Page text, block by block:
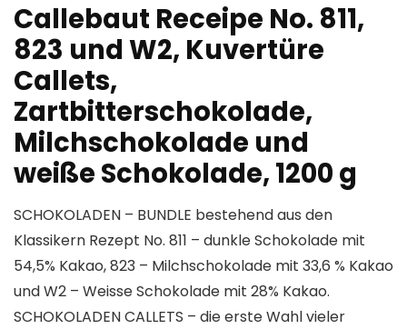
Callebaut Receipe No. 811,
823 und W2, Kuvertüre
Callets,
Zartbitterschokolade,
Milchschokolade und
weiße Schokolade, 1200 g
SCHOKOLADEN – BUNDLE bestehend aus den
Klassikern Rezept No. 811 – dunkle Schokolade mit
54,5% Kakao, 823 – Milchschokolade mit 33,6 % Kakao
und W2 – Weisse Schokolade mit 28% Kakao.
SCHOKOLADEN CALLETS – die erste Wahl vieler